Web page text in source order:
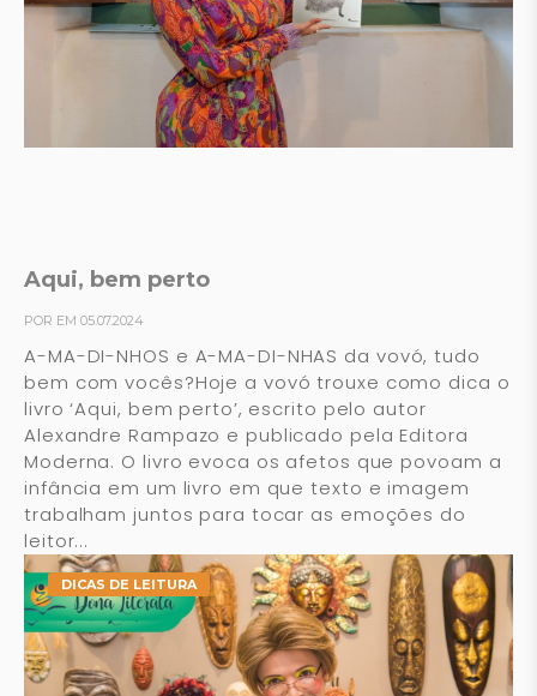
Aqui, bem perto
POR EM 05.07.2024
A-MA-DI-NHOS e A-MA-DI-NHAS da vovó, tudo
bem com vocês?Hoje a vovó trouxe como dica o
livro ‘Aqui, bem perto’, escrito pelo autor
Alexandre Rampazo e publicado pela Editora
Moderna. O livro evoca os afetos que povoam a
infância em um livro em que texto e imagem
trabalham juntos para tocar as emoções do
leitor...
DICAS DE LEITURA